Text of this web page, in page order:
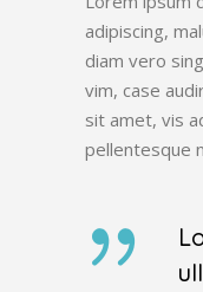
adipiscing,
diam vero
vim, case
sit amet, vis
pellentesque